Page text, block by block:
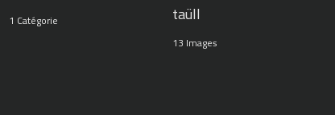
1 Catégorie
taüll
13 Images